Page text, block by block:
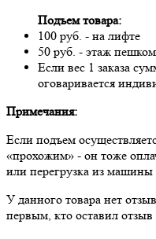
Подъем товара:
100 руб. - на лифте
50 руб. - этаж
Если вес 1 заказа
оговаривается
Примечания:
Если подъем
«прохожим» - он тоже
или перегрузка из
У данного товара нет
первым, кто оставил отзыв